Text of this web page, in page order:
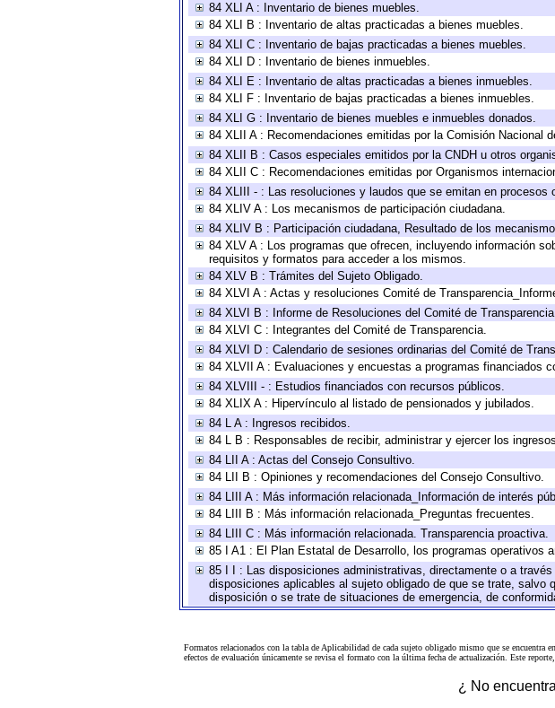
84 XLI A : Inventario de bienes muebles.
84 XLI B : Inventario de altas practicadas a bienes muebles.
84 XLI C : Inventario de bajas practicadas a bienes muebles.
84 XLI D : Inventario de bienes inmuebles.
84 XLI E : Inventario de altas practicadas a bienes inmuebles.
84 XLI F : Inventario de bajas practicadas a bienes inmuebles.
84 XLI G : Inventario de bienes muebles e inmuebles donados.
84 XLII A : Recomendaciones emitidas por la Comisión Nacional
84 XLII B : Casos especiales emitidos por la CNDH u otros
84 XLII C : Recomendaciones emitidas por Organismos
84 XLIII - : Las resoluciones y laudos que se emitan en procesos
84 XLIV A : Los mecanismos de participación ciudadana.
84 XLIV B : Participación ciudadana, Resultado de los
84 XLV A : Los programas que ofrecen, incluyendo información
requisitos y formatos para acceder a los mismos.
84 XLV B : Trámites del Sujeto Obligado.
84 XLVI A : Actas y resoluciones Comité de
84 XLVI B : Informe de Resoluciones del Comité de
84 XLVI C : Integrantes del Comité de Transparencia.
84 XLVI D : Calendario de sesiones ordinarias del Comité de
84 XLVII A : Evaluaciones y encuestas a programas financiados
84 XLVIII - : Estudios financiados con recursos públicos.
84 XLIX A : Hipervínculo al listado de pensionados y jubilados.
84 L A : Ingresos recibidos.
84 L B : Responsables de recibir, administrar y ejercer los
84 LII A : Actas del Consejo Consultivo.
84 LII B : Opiniones y recomendaciones del Consejo Consultivo.
84 LIII A : Más información relacionada_Información de interés
84 LIII B : Más información relacionada_Preguntas frecuentes.
84 LIII C : Más información relacionada. Transparencia proactiva.
85 I A1 : El Plan Estatal de Desarrollo, los programas operativos
85 I I : Las disposiciones administrativas, directamente o a
disposiciones aplicables al sujeto obligado de que se trate, salvo
disposición o se trate de situaciones de emergencia, de
Formatos relacionados con la tabla de Aplicabilidad de cada sujeto obligado mismo que se encuentra
efectos de evaluación únicamente se revisa el formato con la última fecha de actualización. Este
¿ No